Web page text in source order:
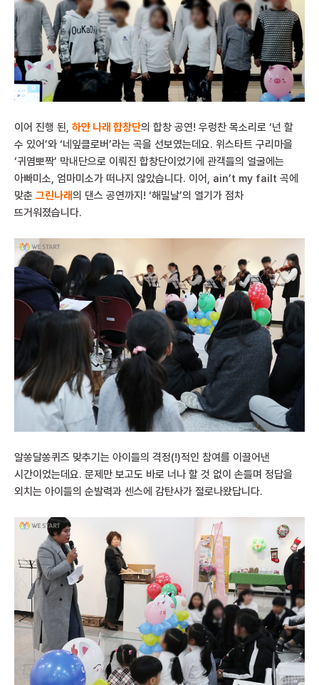
이어 진행 된, 하얀 나래 합창단의 합창 공연! 우렁찬 목소리로 ‘넌 할
수 있어’와 ‘네잎클로버’라는 곡을 선보였는데요. 위스타트 구리마을
‘귀염뽀짝’ 막내단으로 이뤄진 합창단이었기에 관객들의 얼굴에는
아빠미소, 엄마미소가 떠나지 않았습니다. 이어, ain’t my failt 곡에
맞춘 그린나래의 댄스 공연까지! ‘해밀날’의 열기가 점차
뜨거워졌습니다.
알쏭달쏭퀴즈 맞추기는 아이들의 격정(!)적인 참여를 이끌어낸
시간이었는데요. 문제만 보고도 바로 너나 할 것 없이 손들며 정답을
외치는 아이들의 순발력과 센스에 감탄사가 절로나왔답니다.